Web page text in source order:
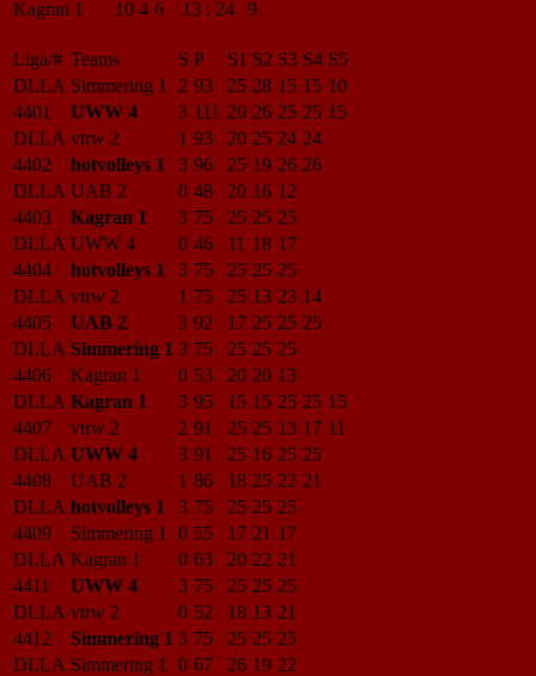
Kagran 1
10 4 6 13 : 24 9
Liga/# Teams S P S1 S2 S3 S4 S5
DLLA Simmering 1 2 93 25 28 15 15 10
4401
UWW 4 3 111 20 26 25 25 15
DLLA vtrw 2 1 93 20 25 24 24
4402
hotvolleys 1 3 96 25 19 26 26
DLLA UAB 2 0 48 20 16 12
4403
Kagran 1 3 75 25 25 25
DLLA UWW 4 0 46 11 18 17
4404
hotvolleys 1 3 75 25 25 25
DLLA vtrw 2 1 75 25 13 23 14
4405
UAB 2 3 92 17 25 25 25
DLLA Simmering 1 3 75 25 25 25
4406
Kagran 1 0 53 20 20 13
DLLA Kagran 1 3 95 15 15 25 25 15
4407
vtrw 2 2 91 25 25 13 17 11
DLLA UWW 4 3 91 25 16 25 25
4408
UAB 2 1 86 18 25 22 21
DLLA hotvolleys 1 3 75 25 25 25
4409
Simmering 1 0 55 17 21 17
DLLA Kagran 1 0 63 20 22 21
4411
UWW 4 3 75 25 25 25
DLLA vtrw 2 0 52 18 13 21
4412
Simmering 1 3 75 25 25 25
DLLA Simmering 1 0 67 26 19 22